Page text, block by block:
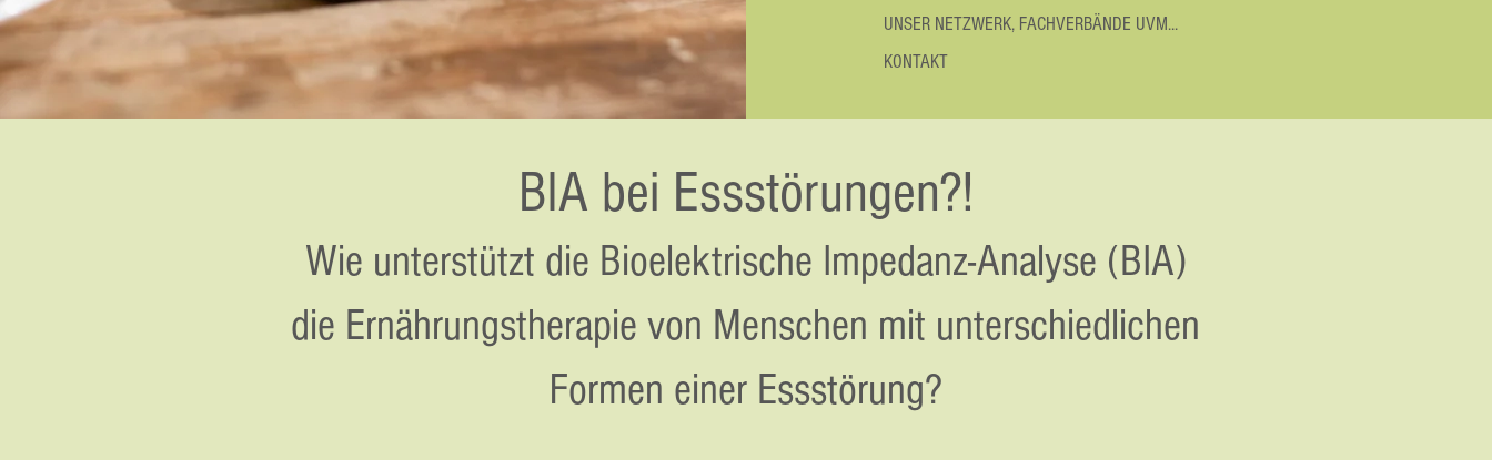
UNSER NETZWERK, FACHVERBÄNDE UVM...
KONTAKT
BIA bei Essstörungen?!
Wie unterstützt die Bioelektrische Impedanz-Analyse (BIA)
die Ernährungstherapie von Menschen mit unterschiedlichen
Formen einer Essstörung?